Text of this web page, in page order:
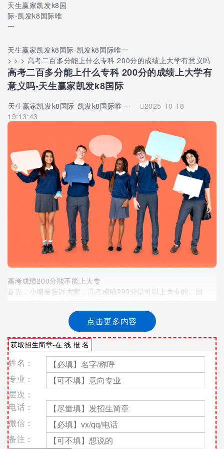
天生赢家凯发k8国
际-凯发k8国际唯
一
天生赢家凯发k8国际-凯发k8国际唯一
> > > 高考二百多分能上什么专科 200分的成绩上大学有意义吗
高考二百多分能上什么专科 200分的成绩上大学有
意义吗-天生赢家凯发k8国际
天生赢家凯发k8国际-凯发k8国际唯一
2025-10-18
19:13:43
高考成绩200分能不能上大专
首先，小编要告诉大家，高考成绩200分是可以上大专的。因
但是如果考生真的只考了200分，那么，就只能报考一般的专科
像一些重点专科学校，老牌专科学校是不可能的，一些好的专科
学校的录取分数线甚至可以和二本媲美，都是比较高的。当然，
为了增加录取几率，考生也可以选择服从调剂，以保证会被专科
录取。
另外，每个省份的分数线也是不同，可能有得省份考生200分可
以上大专，但是有的省份考生200分就不可以，这种情况也是真
实存在的。所以，考生可以多关注本省教育考试院和招生院校的
凯发k8国际唯一官网，多查看一些信息。
200分的成绩上大学有意义吗
点击更多内容
姓名：
专业：
层次：
电话：
微信：
备注：